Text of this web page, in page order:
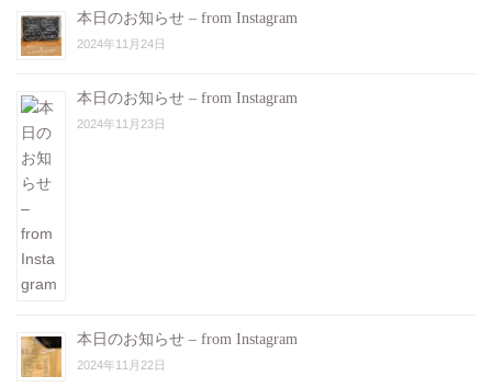
本日のお知らせ – from Instagram
2024年11月24日
本日のお知らせ – from Instagram
2024年11月23日
本日のお知らせ – from Instagram
2024年11月22日